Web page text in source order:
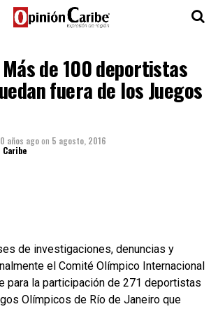
de 100 deportistas
fuera de los Juegos
años agoon 5 agosto, 2016
Caribe
de investigaciones, denuncias y
el Comité Olímpico Internacional
para la participación de 271 deportistas
Olímpicos de Río de Janeiro que